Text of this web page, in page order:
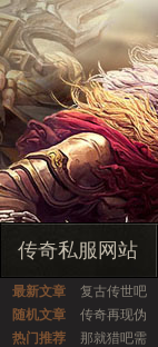
传奇私服网站
最新文章 复古传世吧
随机文章
传奇再现伪
热门推荐
那就猎吧需